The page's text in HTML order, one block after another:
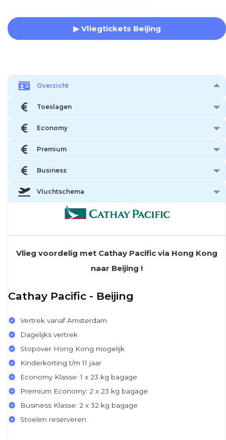
▶ Vliegtickets Beijing
Overzicht
Toeslagen
Economy
Premium
Business
Vluchtschema
Vlieg voordelig met Cathay Pacific via Hong Kong
naar Beijing !
Cathay Pacific - Beijing
Vertrek vanaf Amsterdam
Dagelijks vertrek
Stopover Hong Kong mogelijk
Kinderkorting t/m 11 jaar
Economy Klasse: 1 x 23 kg bagage
Premium Economy: 2 x 23 kg bagage
Business Klasse: 2 x 32 kg bagage
Stoelen reserveren